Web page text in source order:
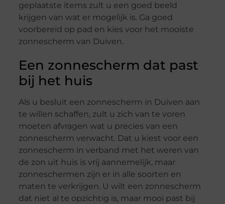
geplaatste items zult u een goed beeld
krijgen van wat er mogelijk is. Ga goed
voorbereid op pad en kies voor het mooiste
zonnescherm van Duiven.
Een zonnescherm dat past
bij het huis
Als u besluit een zonnescherm in Duiven aan
te willen schaffen, zult u zich van te voren
moeten afvragen wat u precies van een
zonnescherm verwacht. Dat u kiest voor een
zonnescherm in verband met het weren van
de zon uit huis is vrij aannemelijk, maar
zonneschermen zijn er in alle soorten en
maten te verkrijgen. U wilt een zonnescherm
dat niet al te opzichtig is, maar mooi past bij